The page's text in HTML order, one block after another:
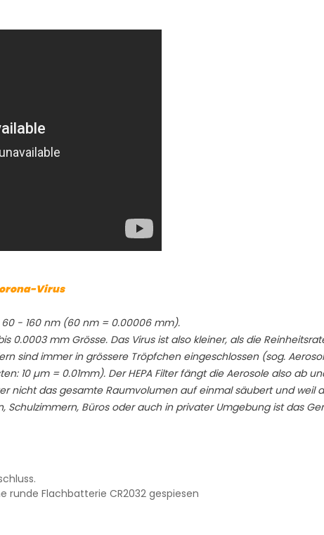
Virus
- 160 nm (60 nm = 0.00006 mm).
0.0003 mm Grösse. Das Virus ist also kleiner, als die
sind immer in grössere Tröpfchen eingeschlossen (sog.
10 µm = 0.01mm). Der HEPA Filter fängt die Aerosole also ab
nicht das gesamte Raumvolumen auf einmal säubert und
Schulzimmern, Büros oder auch in privater Umgebung ist das
runde Flachbatterie CR2032 gespiesen